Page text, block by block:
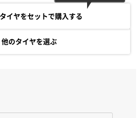
イヤをセットで購入する
他のタイヤを選ぶ